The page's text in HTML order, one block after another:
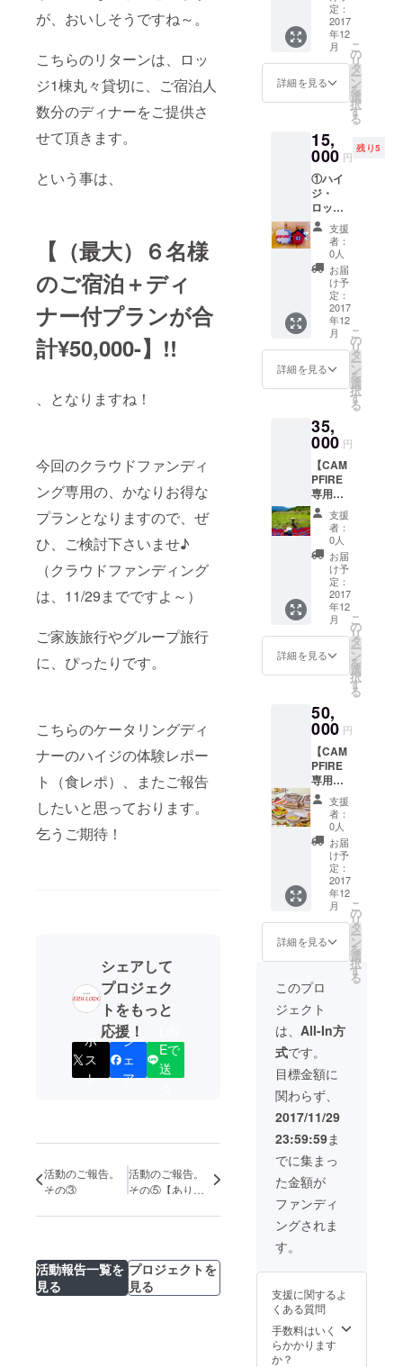
が、おいしそうですね～。
こちらのリターンは、ロッ
ジ1棟丸々貸切に、ご宿泊人
数分のディナーをご提供さ
せて頂きます。
という事は、
【（最大）６名様
のご宿泊＋ディ
ナー付プランが合
計¥50,000-】!!
、となりますね！
今回のクラウドファンディ
ング専用の、かなりお得な
プランとなりますので、ぜ
ひ、ご検討下さいませ♪
（クラウドファンディング
は、11/29までですよ～）
ご家族旅行やグループ旅行
に、ぴったりです。
こちらのケータリングディ
ナーのハイジの体験レポー
ト（食レポ）、またご報告
したいと思っております。
乞うご期待！
シェアして
プロジェク
トをもっと
応援！
ポ
ス
ト
シ
ェ
ア
Eで
送
活動のご報告。
その③
活動のご報告。
その⑤【ありが
❤️】
活動報告一覧を
見る
プロジェクトを
見る
ぜひ癒され
にいらっ
しゃいませ
んか？
きま
す。
スペー
ス（９
－１７
時）
富士見
高原ハ
イジ・
ロッジ
Ｋ ４
時間貸
切券
（１０
名様
迄）
（どち
らか選
べま
す） ＋
ハイ
ジ・
ロッジ
に行き
たくな
る「富
士見高
ブロ
グ」の
電子書
籍 +
「富士
見高原
ハイ
ジ・
ロッ
ジ」
ホーム
ページ
に、お
名前を
掲載さ
せて頂
きま
定：
2017
年12
月
詳細を見る
こ
の
リ
タ
ー
ン
を
選
択
す
る
15,
000 円
残り5
①ハイ
ジ・
ロッジ
をかた
どった
可愛い
お家型
とハイ
ジ・
ロッジ
のロゴ
のアイ
シン
グ・
クッ
キー１
個入
送付
又は ②
レンタ
ルス
ペース
（９－
１７
時）
富士見
高原ハ
イジ・
ロッジ
ＬＤＫ
６時間
貸切券
（１０
らか選
べま
す） ＋
ハイ
ジ・
ロッジ
に行き
たくな
る「富
士見高
原ハイ
ジ・
ロッジ
ブロ
グ」の
電子書
籍 +
ハイ
ロッ
ジ」
ホーム
ページ
に、お
名前を
掲載さ
せて頂
す。
支援
者：
0人
お届
け予
定：
2017
年12
月
詳細を見る
こ
の
リ
タ
ー
ン
を
選
択
す
る
35,
000 円
【CAM
PFIRE
専用特
別プラ
ンＡ】
平日１
泊２日
１棟
丸々(通
32,000
円)ご宿
泊券
（６名
様迄ご
宿泊
オプ
ショナ
ルプラ
ン・野
点ピク
ニック
☀ヨガ
付（ヨ
ガ＋お
茶=約2
時間/通
常2,500
円×ご宿
泊ご希
望人数
分） ※
荒天
ロッジ
内での
ヨガ
（お茶
＋温泉
券付）
に変更
になり
ます。
+ ハイ
ジ・
ロッジ
に行き
たくな
る「富
士見高
原ハイ
ジ・
グ」の
電子書
籍 +
「富士
見高原
ハイ
支援
者：
0人
お届
け予
定：
2017
年12
月
詳細を見る
こ
の
リ
タ
ー
ン
を
選
択
す
る
50,
000 円
【CAM
PFIRE
専用特
別プラ
ンB】週
末１泊
２日１
棟丸々
(通常
35,000
円）ご
宿泊券
（６名
様迄ご
宿泊
可）、
オプ
ショナ
ルプラ
ン・富
士見高
原リ
ゾート
レスト
ランの
ケータ
リン
グ・
ディ
ナー付
（通常
3,000円
×ご宿泊
人数
26日～1
2月26日
～3月10
日まで
は、こ
ちらの
支援
者：
0人
お届
け予
定：
2017
年12
月
詳細を見る
こ
の
リ
タ
ー
ン
を
選
択
す
る
このプロ
ジェクト
は、 All-In方
式です。
目標金額に
関わらず、
2017/11/29
23:59:59ま
でに集まっ
た金額が
ファンディ
ングされま
す。
支援に関するよ
くある質問
手数料はいく
らかかります
か？